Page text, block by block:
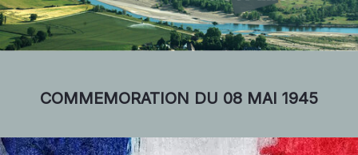
COMMEMORATION DU 08 MAI 1945